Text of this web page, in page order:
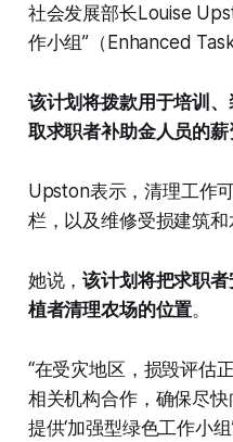
社会发展部长Louise
作小组”（Enhanced
该计划将拨款用于培训
取求职者补助金人员的
Upston表示，清理工作
栏，以及维修受损建筑和
她说，该计划将把求职
植者清理农场的位置。
“在受灾地区，损毁评估
相关机构合作，确保尽
提供‘加强型绿色工作小组